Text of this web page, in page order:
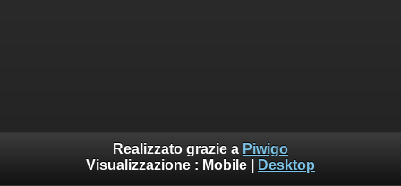
Realizzato grazie a Piwigo
Visualizzazione : Mobile Desktop